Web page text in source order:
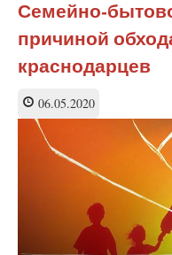
к
теме
насилия
просьбе
Пушкиной
Семейно-
причиной
краснодарцев
06.05.2020